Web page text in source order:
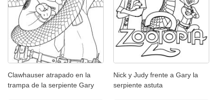
Clawhauser atrapado en la
trampa de la serpiente Gary
Nick y Judy frente a Gary la
serpiente astuta